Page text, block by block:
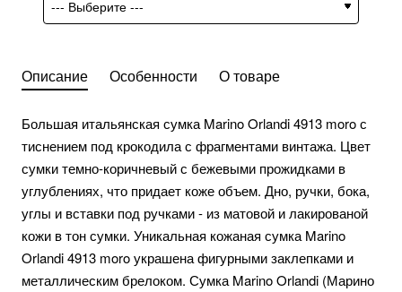
Описание Особенности О товаре
Большая итальянская сумка Marino Orlandi 4913 moro с
тиснением под крокодила с фрагментами винтажа. Цвет
сумки темно-коричневый с бежевыми прожидками в
углублениях, что придает коже объем. Дно, ручки, бока,
углы и вставки под ручками - из матовой и лакированой
кожи в тон сумки. Уникальная кожаная сумка Marino
Orlandi 4913 moro украшена фигурными заклепками и
металлическим брелоком. Сумка Marino Orlandi (Марино